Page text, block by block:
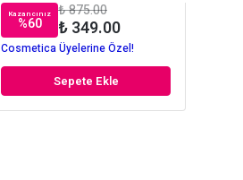
Kazancınız
%60
₺ 875.00
₺ 349.00
Cosmetica Üyelerine Özel!
Sepete Ekle